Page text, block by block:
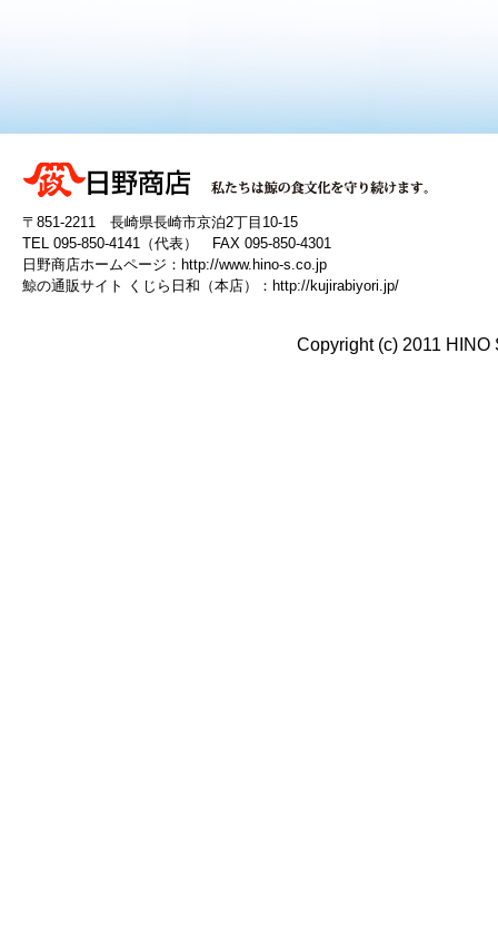
〒851-2211 長崎県長崎市京泊2丁目10-15
TEL 095-850-4141（代表） FAX 095-850-4301
日野商店ホームページ： http://www.hino-s.co.jp
鯨の通販サイト くじら日和（本店）： http://kujirabiyori.jp/
Copyright (c) 2011